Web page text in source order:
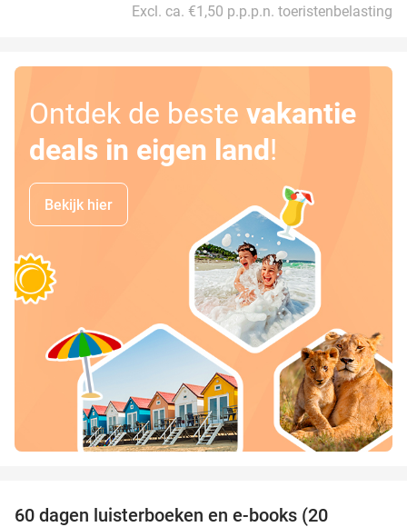
Excl. ca. €1,50 p.p.p.n. toeristenbelasting
Ontdek de beste vakantie
deals in eigen land!
Bekijk hier
60 dagen luisterboeken en e-books (20